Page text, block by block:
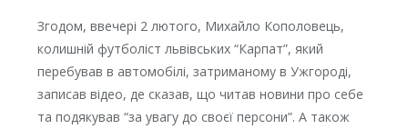
Згодом, ввечері 2 лютого, Михайло Кополовець,
колишній футболіст львівських “Карпат”, який
перебував в автомобілі, затриманому в Ужгороді,
записав відео, де сказав, що читав новини про себе
та подякував “за увагу до своєї персони”. А також